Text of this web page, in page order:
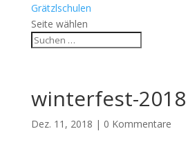
Grätzlschulen
Seite wählen
winterfest-2018
Dez. 11, 2018 | 0 Kommentare